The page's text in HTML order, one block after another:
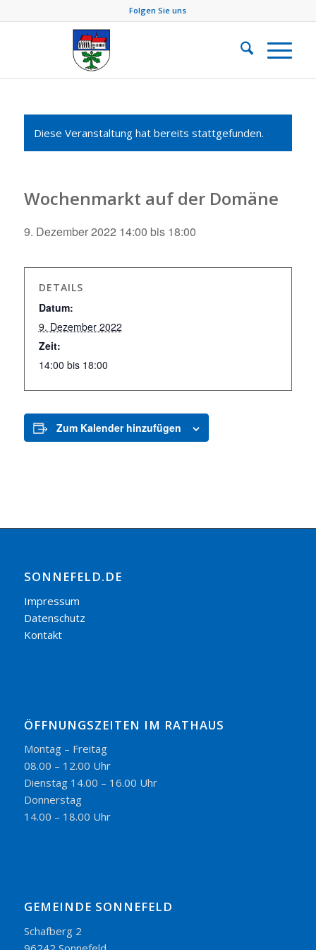
Folgen Sie uns
Diese Veranstaltung hat bereits stattgefunden.
Wochenmarkt auf der Domäne
9. Dezember 2022 14:00 bis 18:00
DETAILS
Datum:
9. Dezember 2022
Zeit:
14:00 bis 18:00
Zum Kalender hinzufügen
SONNEFELD.DE
Impressum
Datenschutz
Kontakt
ÖFFNUNGSZEITEN IM RATHAUS
Montag – Freitag
08.00 – 12.00 Uhr
Dienstag 14.00 – 16.00 Uhr
Donnerstag
14.00 – 18.00 Uhr
GEMEINDE SONNEFELD
Schafberg 2